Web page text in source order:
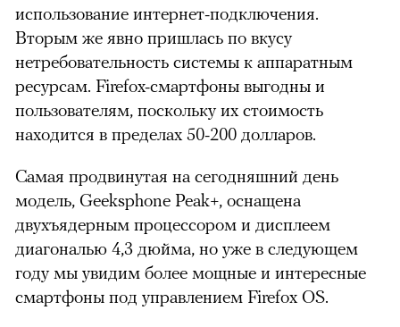
использование интернет-подключения.
Вторым же явно пришлась по вкусу
нетребовательность системы к аппаратным
ресурсам. Firefox-смартфоны выгодны и
пользователям, поскольку их стоимость
находится в пределах 50-200 долларов.
Самая продвинутая на сегодняшний день
модель, Geeksphone Peak+, оснащена
двухъядерным процессором и дисплеем
диагональю 4,3 дюйма, но уже в следующем
году мы увидим более мощные и интересные
смартфоны под управлением Firefox OS.